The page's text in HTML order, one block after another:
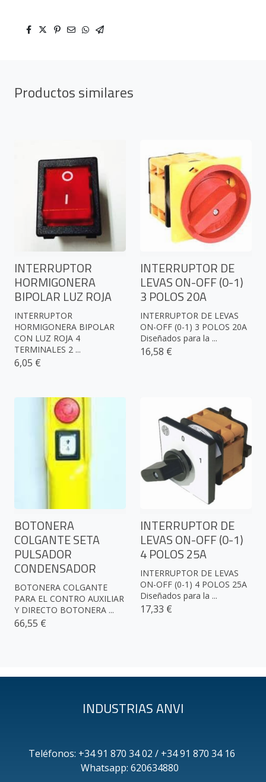
Productos similares
INTERRUPTOR
HORMIGONERA
BIPOLAR LUZ ROJA
INTERRUPTOR
HORMIGONERA BIPOLAR
CON LUZ ROJA 4
TERMINALES 2 ...
6,05 €
INTERRUPTOR DE
LEVAS ON-OFF (0-1)
3 POLOS 20A
INTERRUPTOR DE LEVAS
ON-OFF (0-1) 3 POLOS 20A
Diseñados para la ...
16,58 €
BOTONERA
COLGANTE SETA
PULSADOR
CONDENSADOR
BOTONERA COLGANTE
PARA EL CONTRO AUXILIAR
Y DIRECTO BOTONERA ...
66,55 €
INTERRUPTOR DE
LEVAS ON-OFF (0-1)
4 POLOS 25A
INTERRUPTOR DE LEVAS
ON-OFF (0-1) 4 POLOS 25A
Diseñados para la ...
17,33 €
INDUSTRIAS ANVI
Teléfonos: +34 91 870 34 02 / +34 91 870 34 16
Whatsapp: 620634880